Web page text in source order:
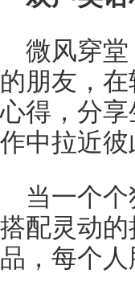
微风穿
的朋友，
心得，分
作中拉近彼
当一个
搭配灵动
品，每个